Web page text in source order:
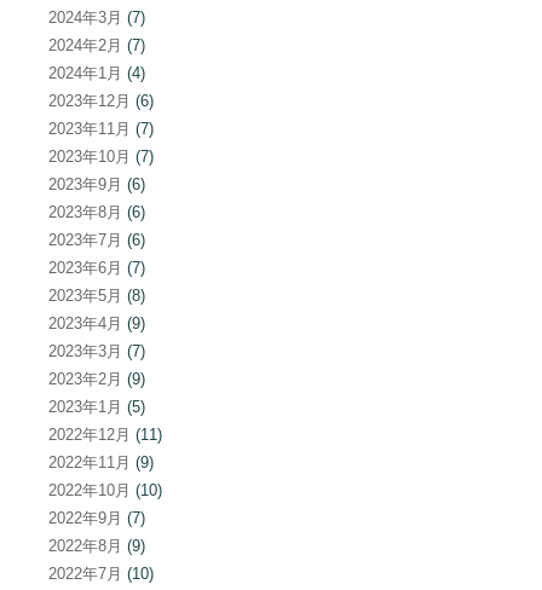
2024年3月 (7)
2024年2月 (7)
2024年1月 (4)
2023年12月 (6)
2023年11月 (7)
2023年10月 (7)
2023年9月 (6)
2023年8月 (6)
2023年7月 (6)
2023年6月 (7)
2023年5月 (8)
2023年4月 (9)
2023年3月 (7)
2023年2月 (9)
2023年1月 (5)
2022年12月 (11)
2022年11月 (9)
2022年10月 (10)
2022年9月 (7)
2022年8月 (9)
2022年7月 (10)